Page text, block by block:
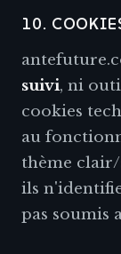
10.
suivi, ni
cookies
au
thème clair/
ils
pas soumis